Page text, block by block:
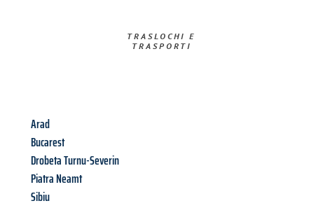
TRASLOCHI E
TRASPORTI​
Arad
Bucarest
Drobeta Turnu-Severin
Piatra Neamt
Sibiu